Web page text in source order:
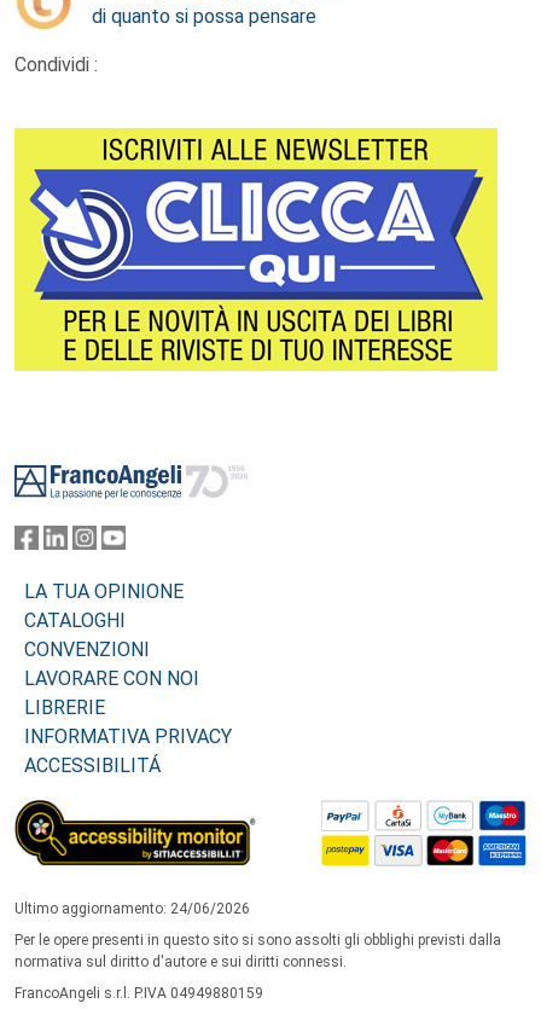
di quanto si possa pensare
Condividi :
LA TUA OPINIONE
CATALOGHI
CONVENZIONI
LAVORARE CON NOI
LIBRERIE
INFORMATIVA PRIVACY
ACCESSIBILITÁ
Ultimo aggiornamento: 24/06/2026
Per le opere presenti in questo sito si sono assolti gli obblighi previsti dalla
normativa sul diritto d'autore e sui diritti connessi.
FrancoAngeli s.r.l. P.IVA 04949880159